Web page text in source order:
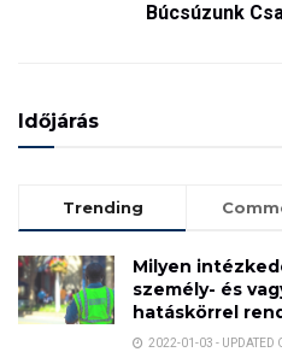
Búcsúzunk
Időjárás
Trending
Milyen
személy- és
hatáskörrel
2022-01-03 - UPDATED